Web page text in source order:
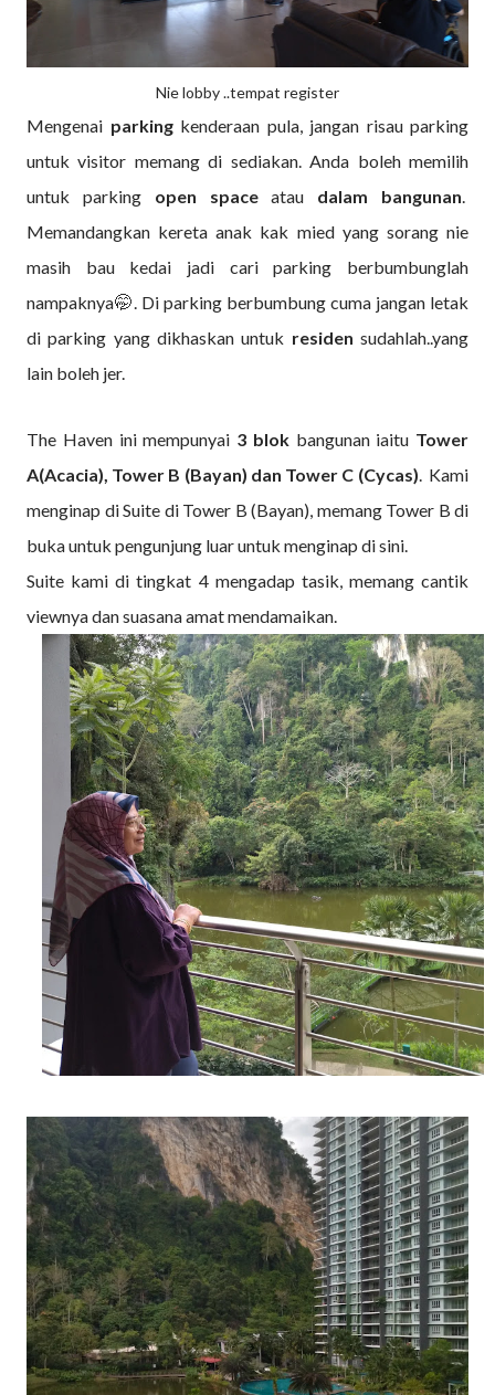
Nie lobby ..tempat register
Mengenai parkingkenderaan pula, jangan risau parking
untuk visitor memang di sediakan. Anda boleh memilih
untuk parking open spaceatau dalam bangunan
Memandangkan kereta anak kak mied yang sorang nie
masih bau kedai jadi cari parking berbumbunglah
nampaknya🤭. Di parking berbumbung cuma jangan letak
di parking yang dikhaskan untuk residen sudahlah..yang
lain boleh jer.
The Haven ini mempunyai 3 blokbangunan iaitu Tower
A(Acacia), Tower B (Bayan) dan Tower C (Cycas) . Kami
menginap di Suite di Tower B (Bayan), memang Tower B di
buka untuk pengunjung luar untuk menginap di sini.
Suite kami di tingkat 4 mengadap tasik, memang cantik
viewnya dan suasana amat mendamaikan.